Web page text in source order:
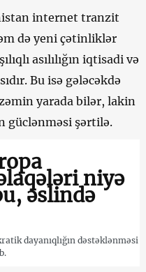
internet tranzit
də yeni çətinliklər
asılılığın iqtisadi və
Bu isə gələcəkdə
yarada bilər, lakin
güclənməsi şərtilə.
niyə
əslində
dayanıqlığın dəstəklənməsi